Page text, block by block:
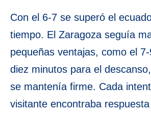
Con el 6-7 se superó el
tiempo. El Zaragoza seguía
pequeñas ventajas, como el
diez minutos para el
se mantenía firme. Cada
visitante encontraba respuesta